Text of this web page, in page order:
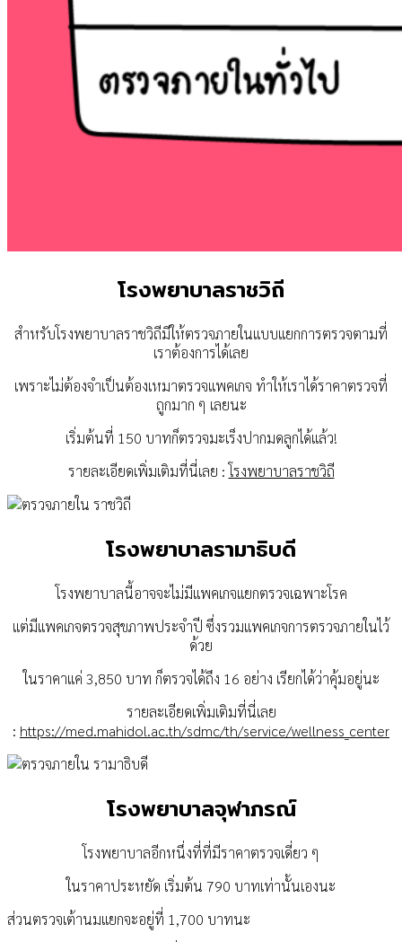
โรงพยาบาลราชวิถี
สำหรับโรงพยาบาลราชวิถีมีให้ตรวจภายในแบบแยกการตรวจตามที่
เราต้องการได้เลย
เพราะไม่ต้องจำเป็นต้องเหมาตรวจแพคเกจ ทำให้เราได้ราคาตรวจที่
ถูกมาก ๆ เลยนะ
เริ่มต้นที่ 150 บาทก็ตรวจมะเร็งปากมดลูกได้แล้ว!
รายละเอียดเพิ่มเติมที่นี่เลย : โรงพยาบาลราชวิถี
โรงพยาบาลรามาธิบดี
โรงพยาบาลนี้อาจจะไม่มีแพคเกจแยกตรวจเฉพาะโรค
แต่มีแพคเกจตรวจสุขภาพประจำปี ซึ่งรวมแพคเกจการตรวจภายในไว้
ด้วย
ในราคาแค่ 3,850 บาท ก็ตรวจได้ถึง 16 อย่าง เรียกได้ว่าคุ้มอยู่นะ
รายละเอียดเพิ่มเติมที่นี่เลย
: https://med.mahidol.ac.th/sdmc/th/service/wellness_center
โรงพยาบาลจุฬาภรณ์
โรงพยาบาลอีกหนึ่งที่ที่มีราคาตรวจเดี่ยว ๆ
ในราคาประหยัด เริ่มต้น 790 บาทเท่านั้นเองนะ
ส่วนตรวจเต้านมแยกจะอยู่ที่ 1,700 บาทนะ